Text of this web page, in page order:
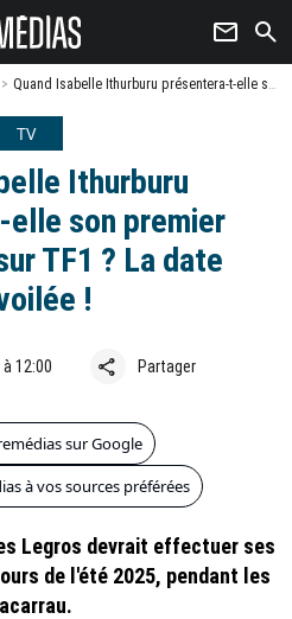
newsletter search
Quand Isabelle Ithurburu présentera-t-elle son premier "13 Heures" sur TF1 ? La date dévoilée !
TV
Ithurburu
son premier
TF1 ? La date
!
12:00 share Partager
sur Google
à vos sources préférées
Legros devrait effectuer ses
de l'été 2025, pendant les